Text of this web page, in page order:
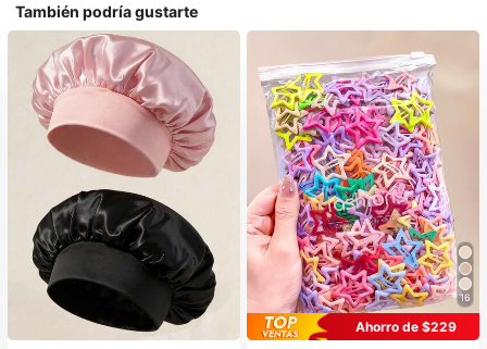
También podría gustarte
#1 Más vendidos
en Multicolor Gorros para el pelo para mujer
Establecido hace 1 año
16
Ahorro de $229
#1 Más vendidos
en Casual Accesorios para el cabello de las mujere
¡Casi agotado!